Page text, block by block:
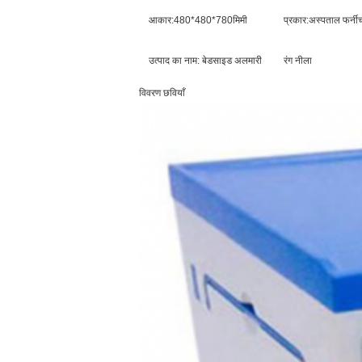
आकार:480*480*780मिमी प्रकार:अस्पताल
उत्पाद का नाम: बेडसाइड अलमारी रंग नीला
विवरण छवियाँ